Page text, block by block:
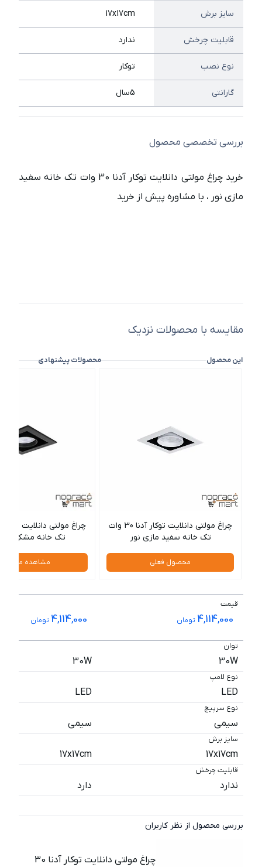
سایز برش 17x17cm
قابلیت چرخش ندارد
نوع نصب توکار
گارانتی 5سال
بررسی تخصصی محصول
خرید چراغ مولتی دانلایت توکار آدنا 30 وات تک خانه سفید
مازی نور ، با مشاوره پیش از خرید
مقایسه با محصولات نزدیک
این محصول محصولات پیشنهادی
چراغ مولتی دانلایت توکار آدنا 30 وات
تک خانه سفید مازی نور
محصول فعلی
تک خانه مشکی
مشاهده
قیمت
4,114,000 تومان 4,114,000 تومان
توان
30W
30W
نوع لامپ
LED
LED
نوع سرپیچ
سیمی سیمی
سایز برش
17x17cm
17x17cm
قابلیت چرخش
ندارد دارد
بررسی محصول از نظر کاربران
چراغ مولتی دانلایت توکار آدنا 30